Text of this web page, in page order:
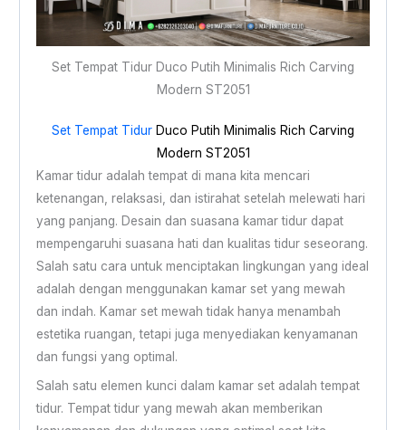
Set Tempat Tidur Duco Putih Minimalis Rich Carving
Modern ST2051
Set Tempat Tidur Duco Putih Minimalis Rich Carving
Modern ST2051
Kamar tidur adalah tempat di mana kita mencari
ketenangan, relaksasi, dan istirahat setelah melewati hari
yang panjang. Desain dan suasana kamar tidur dapat
mempengaruhi suasana hati dan kualitas tidur seseorang.
Salah satu cara untuk menciptakan lingkungan yang ideal
adalah dengan menggunakan kamar set yang mewah
dan indah. Kamar set mewah tidak hanya menambah
estetika ruangan, tetapi juga menyediakan kenyamanan
dan fungsi yang optimal.
Salah satu elemen kunci dalam kamar set adalah tempat
tidur. Tempat tidur yang mewah akan memberikan